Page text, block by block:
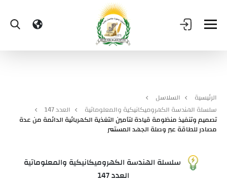
الرئيسية
السلاسل
سلسلة الهندسة الكهروميكانيكية والمعلوماتية
العدد 147
تصميم وتنفيذ منظومة قيادة لتأمين التغذية الكهربائية الدائمة من عدة
مصادر للطاقة عبر وصلة الجهد المستمر
سلسلة الهندسة الكهروميكانيكية والمعلوماتية
العدد 147